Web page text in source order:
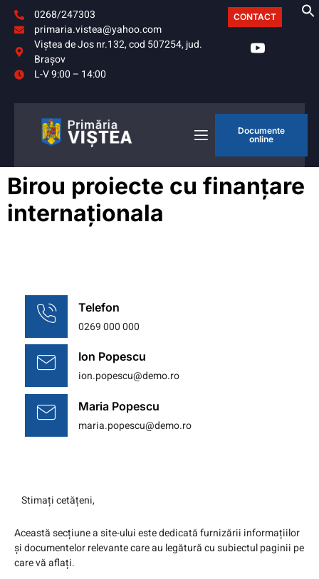
0268/247303
primaria.vistea@yahoo.com
Viştea de Jos nr.132, cod 507254, jud.
Braşov
L-V 9:00 – 14:00
CONTACT
Documente
online
Birou proiecte cu finanțare
internaționala
Telefon
0269 000 000
Ion Popescu
ion.popescu@demo.ro
Maria Popescu
maria.popescu@demo.ro
Stimați cetățeni,
Această secțiune a site-ului este dedicată furnizării informațiilor
și documentelor relevante care au legătură cu subiectul paginii pe
care vă aflați.